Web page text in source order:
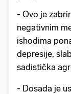
- Ovo je
negativnim
ishodima
depresije,
sadistička
- Dosada je